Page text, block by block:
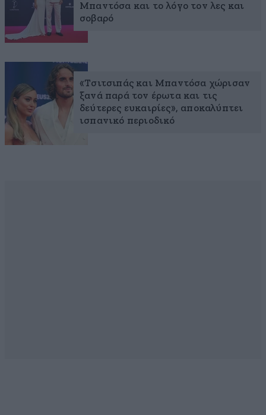
Μπαντόσα και το λόγο τον λες και
σοβαρό
«Τσιτσιπάς και Μπαντόσα χώρισαν
ξανά παρά τον έρωτα και τις
δεύτερες ευκαιρίες», αποκαλύπτει
ισπανικό περιοδικό